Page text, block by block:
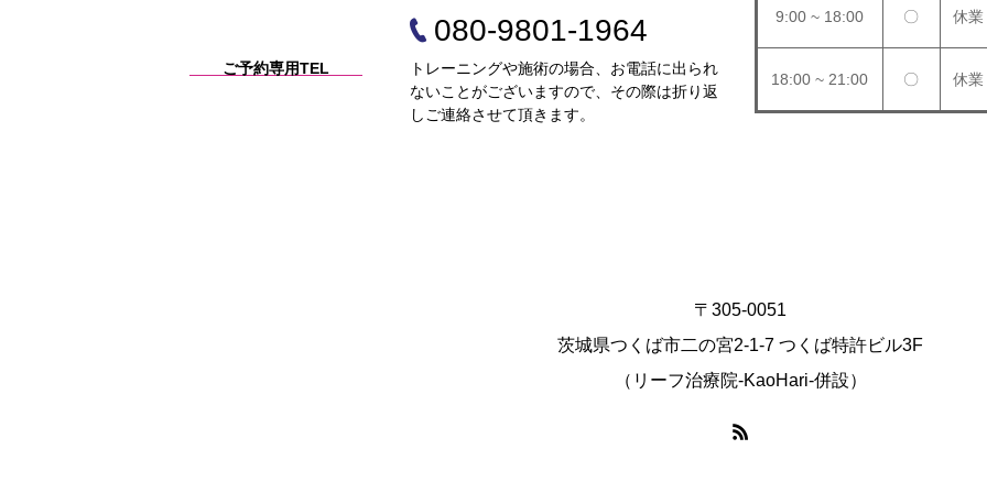
ご予約専用TEL
080-9801-1964
トレーニングや施術の場合、お電話に出られ
ないことがございますので、その際は折り返
しご連絡させて頂きます。
9:00 ~ 18:00 〇 休業
18:00 ~ 21:00 〇 休業
〒305-0051
茨城県つくば市二の宮2-1-7 つくば特許ビル3F
（リーフ治療院-KaoHari-併設）